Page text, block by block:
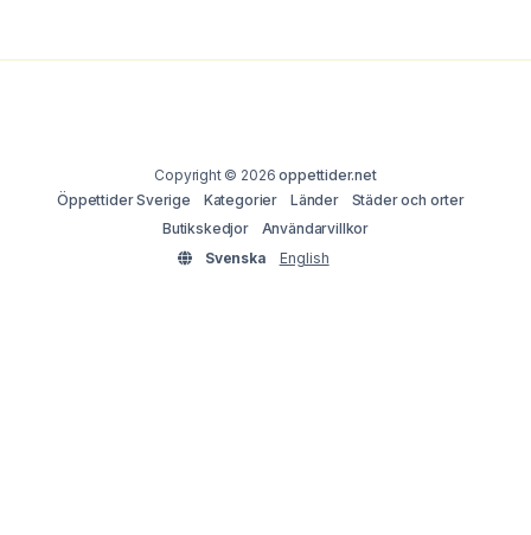
Copyright © 2026oppettider.net
Öppettider Sverige
Kategorier Länder
Städer och orter
Butikskedjor
Användarvillkor
Svenska
English